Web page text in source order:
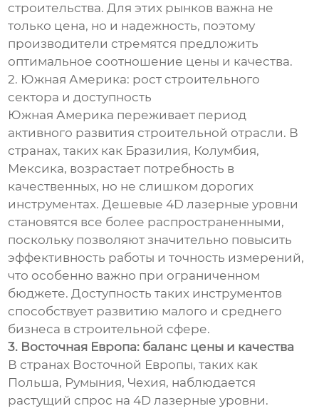
строительства. Для этих рынков важна не
только цена, но и надежность, поэтому
производители стремятся предложить
оптимальное соотношение цены и качества.
2. Южная Америка: рост строительного
сектора и доступность
Южная Америка переживает период
активного развития строительной отрасли. В
странах, таких как Бразилия, Колумбия,
Мексика, возрастает потребность в
качественных, но не слишком дорогих
инструментах. Дешевые 4D лазерные уровни
становятся все более распространенными,
поскольку позволяют значительно повысить
эффективность работы и точность измерений,
что особенно важно при ограниченном
бюджете. Доступность таких инструментов
способствует развитию малого и среднего
бизнеса в строительной сфере.
3. Восточная Европа: баланс цены и качества
В странах Восточной Европы, таких как
Польша, Румыния, Чехия, наблюдается
растущий спрос на 4D лазерные уровни.